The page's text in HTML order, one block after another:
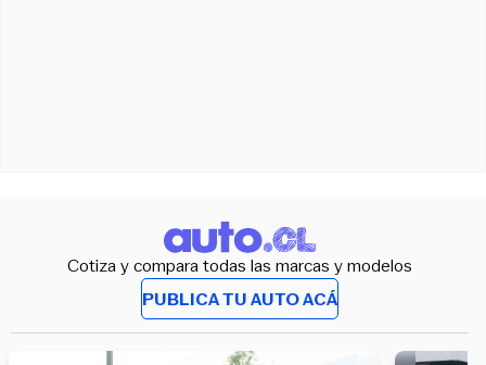
Cotiza y compara todas las marcas y modelos
PUBLICA TU AUTO ACÁ